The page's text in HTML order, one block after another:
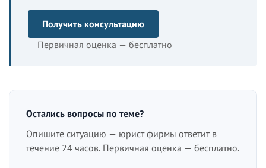
Получить консультацию
Первичная оценка — бесплатно
Остались вопросы по теме?
Опишите ситуацию — юрист фирмы ответит в
течение 24 часов. Первичная оценка — бесплатно.